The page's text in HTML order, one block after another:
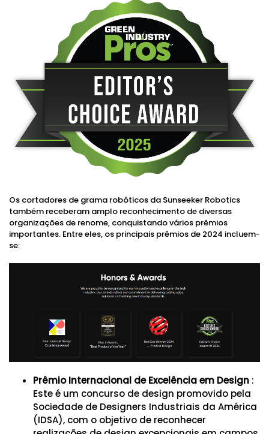
Os cortadores de grama robóticos da Sunseeker Robotics
também receberam amplo reconhecimento de diversas
organizações de renome, conquistando vários prêmios
importantes. Entre eles, os principais prêmios de 2024 incluem-
se:
Prêmio Internacional de Excelência em Design :
Este é um concurso de design promovido pela
Sociedade de Designers Industriais da América
(IDSA), com o objetivo de reconhecer